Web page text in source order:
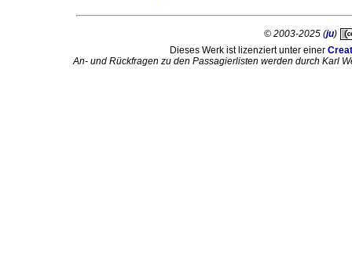
© 2003-2025 (ju)
Dieses Werk ist lizenziert unter einer
An- und Rückfragen zu den Passagierlisten werden durch Karl